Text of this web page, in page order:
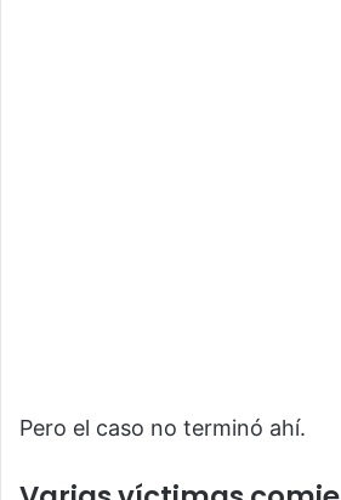
Pero el caso no terminó ahí.